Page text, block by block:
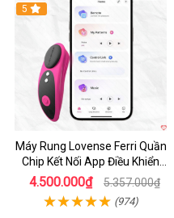
Hot
5
Máy Rung Lovense Ferri Quần
Chip Kết Nối App Điều Khiển
Thông Minh
4.500.000₫ 5.357.000₫
(974)